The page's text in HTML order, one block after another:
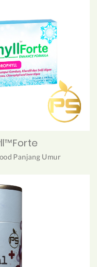
Panjang Umur